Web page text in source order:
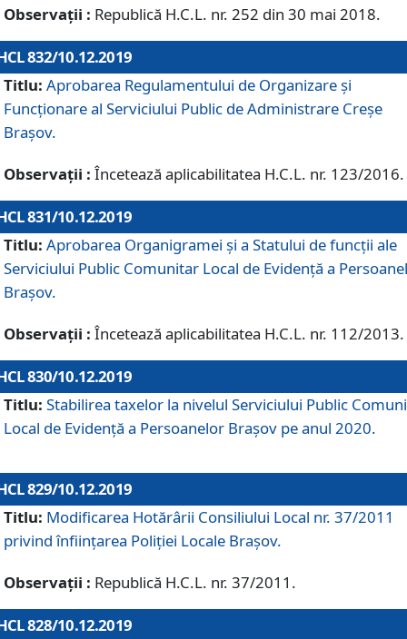
Observații : Republică H.C.L. nr. 252 din 30 mai 2018.
832/10.12.2019
Titlu: Aprobarea Regulamentului de Organizare și
Funcționare al Serviciului Public de Administrare Creșe
Brașov.
Observații : Încetează aplicabilitatea H.C.L. nr. 123/2016.
831/10.12.2019
Titlu: Aprobarea Organigramei și a Statului de funcții ale
Serviciului Public Comunitar Local de Evidență a
Brașov.
Observații : Încetează aplicabilitatea H.C.L. nr. 112/2013.
830/10.12.2019
Titlu: Stabilirea taxelor la nivelul Serviciului Public
Local de Evidenţă a Persoanelor Braşov pe anul 2020.
829/10.12.2019
Titlu: Modificarea Hotărârii Consiliului Local nr. 37/2011
privind înființarea Poliției Locale Brașov.
Observații : Republică H.C.L. nr. 37/2011.
828/10.12.2019